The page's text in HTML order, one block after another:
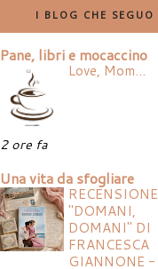
I BLOG CHE SEGUO
Pane, libri e mocaccino
Love, Mom...
2 ore fa
Una vita da sfogliare
RECENSIONE
"DOMANI,
DOMANI" DI
FRANCESCA
GIANNONE -